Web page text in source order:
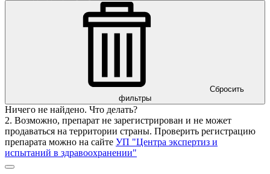
Сбросить
фильтры
Ничего не найдено. Что делать?
2. Возможно, препарат не зарегистрирован и не может
продаваться на территории страны. Проверить регистрацию
препарата можно на сайте УП "Центра экспертиз и
испытаний в здравоохранении"